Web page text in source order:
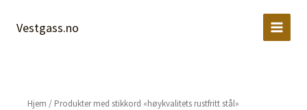
Vestgass.no
Hjem / Produkter med stikkord «høykvalitets rustfritt stål»